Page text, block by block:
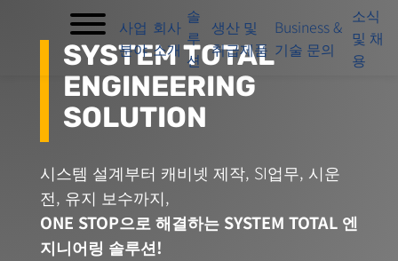
사업
분야
회사
소개
솔
루
션
생산 및
취급제품
Business &
기술 문의
소식
및 채
용
SYSTEM TOTAL
ENGINEERING
SOLUTION
시스템 설계부터 캐비넷 제작, SI업무, 시운
전, 유지 보수까지,
ONE STOP으로 해결하는 SYSTEM TOTAL 엔
지니어링 솔루션!